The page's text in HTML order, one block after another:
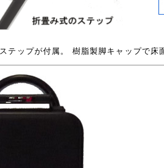
テップが付属。 樹脂製脚キャップで床